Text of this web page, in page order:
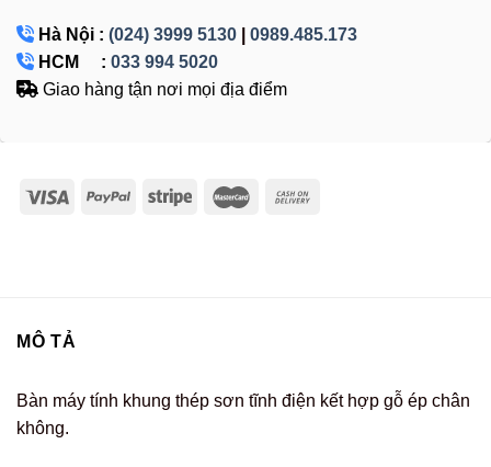
Hà Nội : (024) 3999 5130
0989.485.173
HCM : 033 994 5020
Giao hàng tận nơi mọi địa điểm
MÔ TẢ
Bàn máy tính khung thép sơn tĩnh điện kết hợp gỗ ép chân
không.